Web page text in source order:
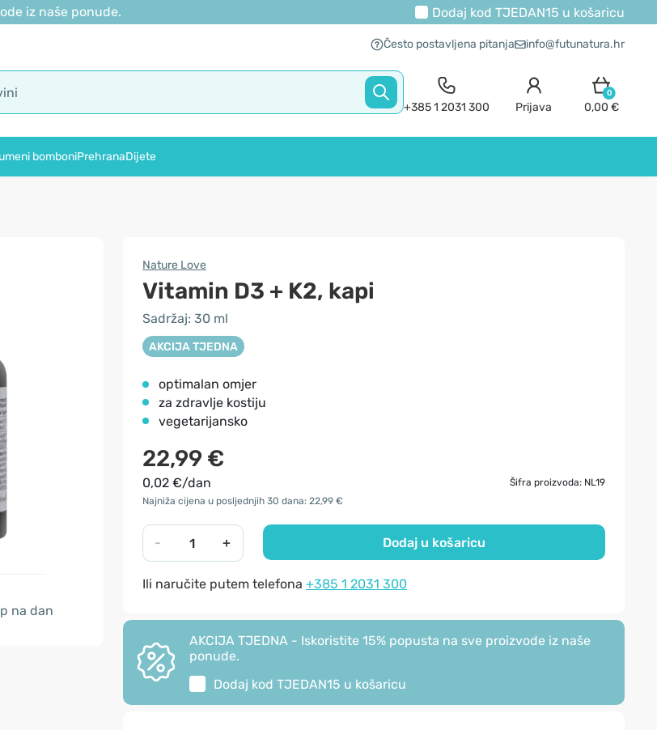
iz naše ponude. Dodaj kod TJEDAN15 u košaricu
Često postavljena pitanja info@futunatura.hr
+385 1 2031 300 Prijava
0
0,00 €
bomboniPrehranaDijete
na dan
Nature Love
Vitamin D3 + K2, kapi
Sadržaj: 30 ml
AKCIJA TJEDNA
optimalan omjer
za zdravlje kostiju
vegetarijansko
22,99 €
0,02 €/dan
Šifra proizvoda: NL19
Najniža cijena u posljednjih 30 dana: 22,99 €
- + Dodaj u košaricu
Ili naručite putem telefona +385 1 2031 300
AKCIJA TJEDNA - Iskoristite 15% popusta na sve proizvode iz naše
ponude.
Dodaj kod TJEDAN15 u košaricu